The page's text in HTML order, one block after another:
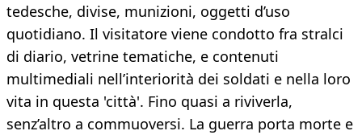
tedesche, divise, munizioni, oggetti d’uso
quotidiano. Il visitatore viene condotto fra stralci
di diario, vetrine tematiche, e contenuti
multimediali nell’interiorità dei soldati e nella loro
vita in questa 'città'. Fino quasi a riviverla,
senz’altro a commuoversi. La guerra porta morte e